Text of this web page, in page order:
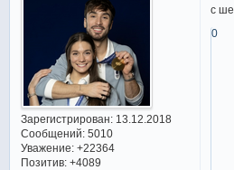
Зарегистрирован: 13.12.2018
Сообщений:5010
Уважение: +22364
Позитив: +4089
с
0